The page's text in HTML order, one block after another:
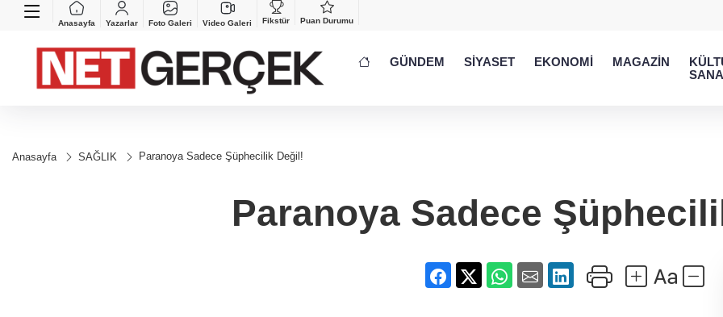
Anasayfa Yazarlar Foto Galeri Video Galeri Fikstür Puan Durumu
GÜNDEM SİYASET EKONOMİ MAGAZİN
Anasayfa SAĞLIK Paranoya Sadece Şüphecilik Değil!
Paranoya Sadece